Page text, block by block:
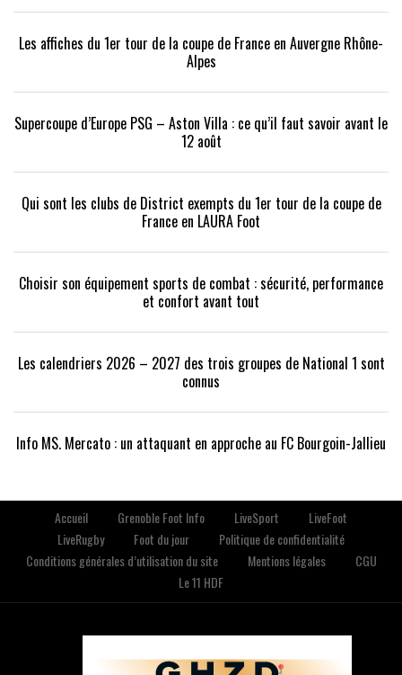
Les affiches du 1er tour de la coupe de France en Auvergne Rhône-
Alpes
Supercoupe d’Europe PSG – Aston Villa : ce qu’il faut savoir avant le
12 août
Qui sont les clubs de District exempts du 1er tour de la coupe de
France en LAURA Foot
Choisir son équipement sports de combat : sécurité, performance
et confort avant tout
Les calendriers 2026 – 2027 des trois groupes de National 1 sont
connus
Info MS. Mercato : un attaquant en approche au FC Bourgoin-Jallieu
Accueil Grenoble Foot Info LiveSport
LiveFoot
LiveRugby
Foot du jour
Politique de confidentialité
Conditions générales d’utilisation du site
Mentions légales
CGU
Le 11 HDF